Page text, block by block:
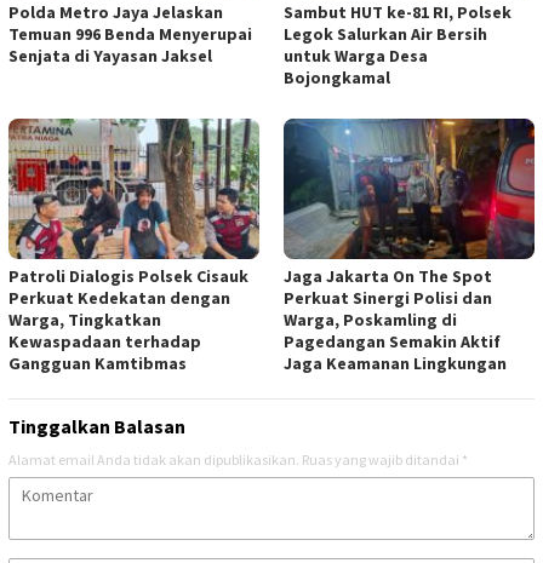
Polda Metro Jaya Jelaskan
Temuan 996 Benda Menyerupai
Senjata di Yayasan Jaksel
Sambut HUT ke-81 RI, Polsek
Legok Salurkan Air Bersih
untuk Warga Desa
Bojongkamal
Patroli Dialogis Polsek Cisauk
Perkuat Kedekatan dengan
Warga, Tingkatkan
Kewaspadaan terhadap
Gangguan Kamtibmas
Jaga Jakarta On The Spot
Perkuat Sinergi Polisi dan
Warga, Poskamling di
Pagedangan Semakin Aktif
Jaga Keamanan Lingkungan
Tinggalkan Balasan
Alamat email Anda tidak akan dipublikasikan. Ruas yang wajib ditandai *